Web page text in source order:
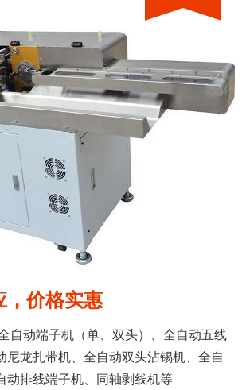
，价格实惠
自动端子机（单、双头）、全自动五线
尼龙扎带机、全自动双头沾锡机、全自
动排线端子机、同轴剥线机等